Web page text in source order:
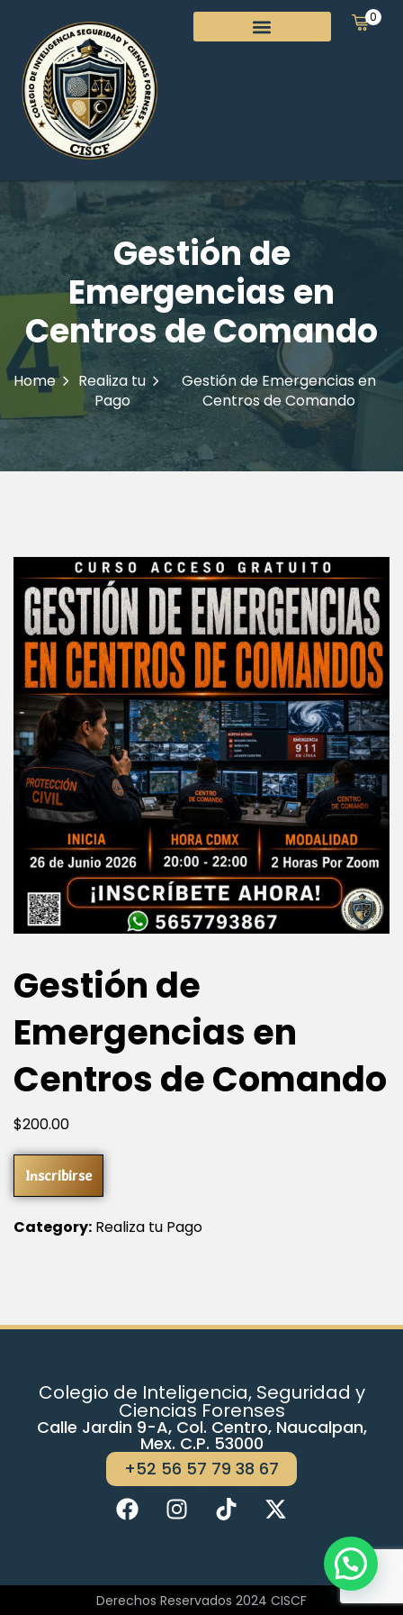
0
Gestión de
Emergencias en
Centros de Comando
Home
Realiza tu
Pago
Gestión de Emergencias en
Centros de Comando
Gestión de
Emergencias en
Centros de Comando
$200.00
Inscribirse
Category: Realiza tu Pago
Colegio de Inteligencia, Seguridad y
Ciencias Forenses
Calle Jardin 9-A, Col. Centro, Naucalpan,
Mex. C.P. 53000
+52 56 57 79 38 67
Derechos Reservados 2024 CISCF